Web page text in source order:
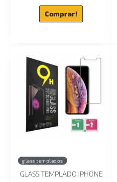
Comprar!
glass templados
GLASS TEMPLADO IPHONE